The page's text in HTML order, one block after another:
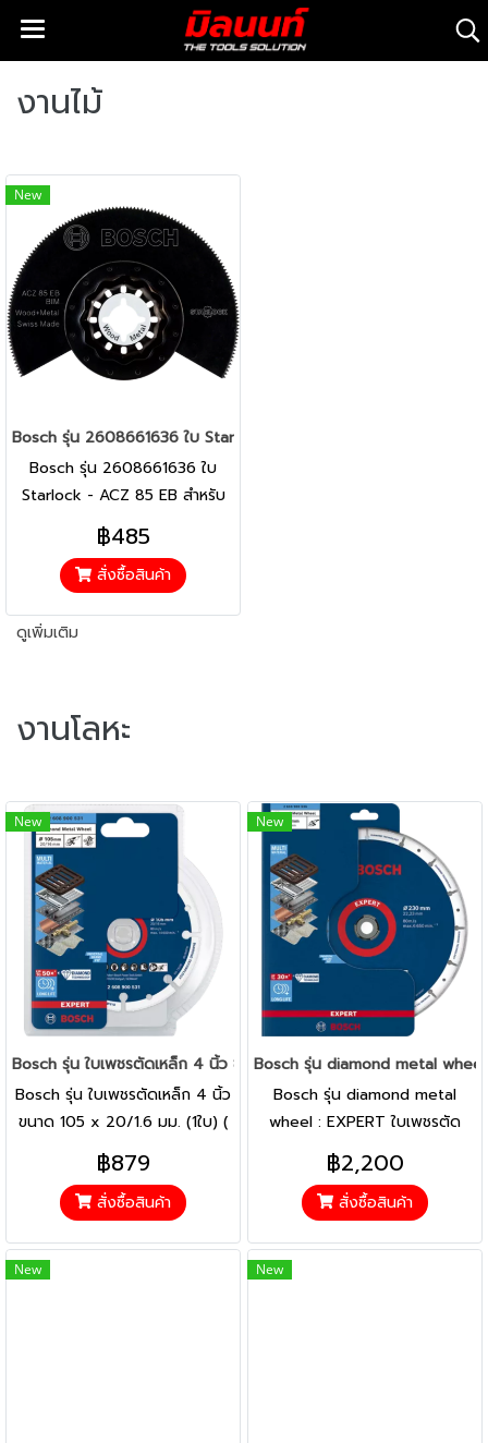
งานไม้
New
Bosch รุ่น 2608661636 ใบ Starlock - ACZ 85 EB สำหรับตัดไม้,เหล็ก
Bosch รุ่น 2608661636 ใบ
Starlock - ACZ 85 EB สำหรับ
ตัดไม้,เหล็ก
฿485
สั่งซื้อสินค้า
ดูเพิ่มเติม
งานโลหะ
New
Bosch รุ่น ใบเพชรตัดเหล็ก 4 นิ้ว ขนาด 105 x 20/1.6 มม. (1ใบ) (
Bosch รุ่น ใบเพชรตัดเหล็ก 4 นิ้ว
ขนาด 105 x 20/1.6 มม. (1ใบ) (
2608900531 )
฿879
สั่งซื้อสินค้า
New
Bosch รุ่น diamond metal
Bosch รุ่น diamond metal
wheel : EXPERT ใบเพชรตัด
เหล็ก 9 นิ้ว 230x22.23mm (
2608900536 )
฿2,200
สั่งซื้อสินค้า
New New